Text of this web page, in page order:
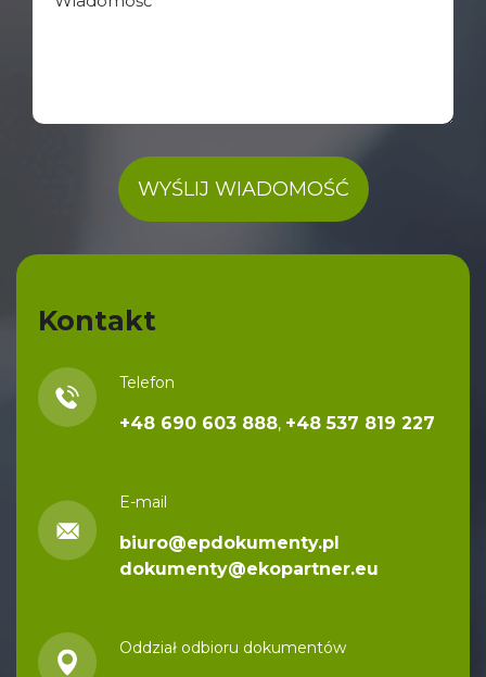
WYŚLIJ WIADOMOŚĆ
A
Kontakt
Telefon
+48 690 603 888, +48 537 819 227
E-mail
biuro@epdokumenty.pl
dokumenty@ekopartner.eu
Oddział odbioru dokumentów